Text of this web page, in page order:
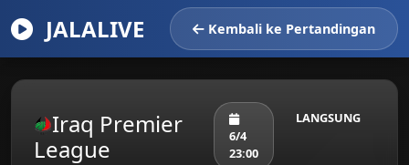
JALALIVE Kembali ke Pertandingan
Iraq Premier
League
6/4
23:00
LANGSUNG